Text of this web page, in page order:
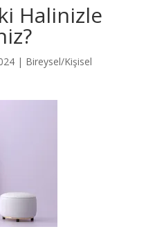
Halinizle
| Bireysel/Kişisel